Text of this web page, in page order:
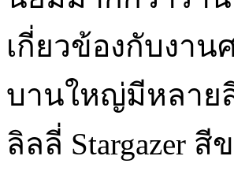
เกี่ยวข้องกับงา
บานใหญ่มีหลาย
ลิลลี่ Stargazer